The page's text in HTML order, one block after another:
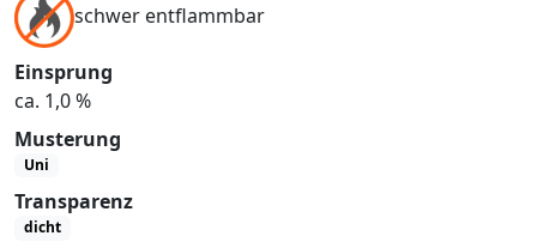
schwer entflammbar
Einsprung
ca. 1,0 %
Musterung
Uni
Transparenz
dicht